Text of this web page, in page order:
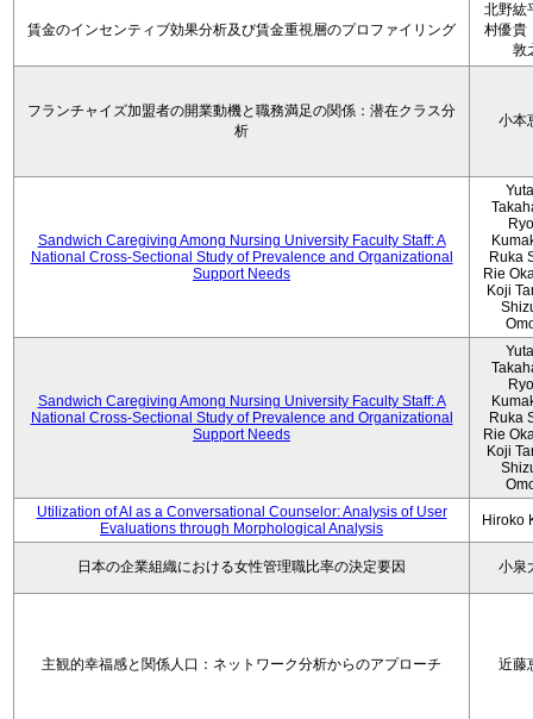
賃金のインセンティブ効果分析及び賃金重視層のプロファイリング
北野紘
村優貴
敦
フランチャイズ加盟者の開業動機と職務満足の関係：潜在クラス分
析
小本
Sandwich Caregiving Among Nursing University Faculty Staff: A
National Cross-Sectional Study of Prevalence and Organizational
Support Needs
Ruka
Rie
Koji
Sandwich Caregiving Among Nursing University Faculty Staff: A
National Cross-Sectional Study of Prevalence and Organizational
Support Needs
Ruka
Rie
Koji
Utilization of AI as a Conversational Counselor: Analysis of User
Evaluations through Morphological Analysis
Hiroko
日本の企業組織における女性管理職比率の決定要因 小泉
主観的幸福感と関係人口：ネットワーク分析からのアプローチ 近藤